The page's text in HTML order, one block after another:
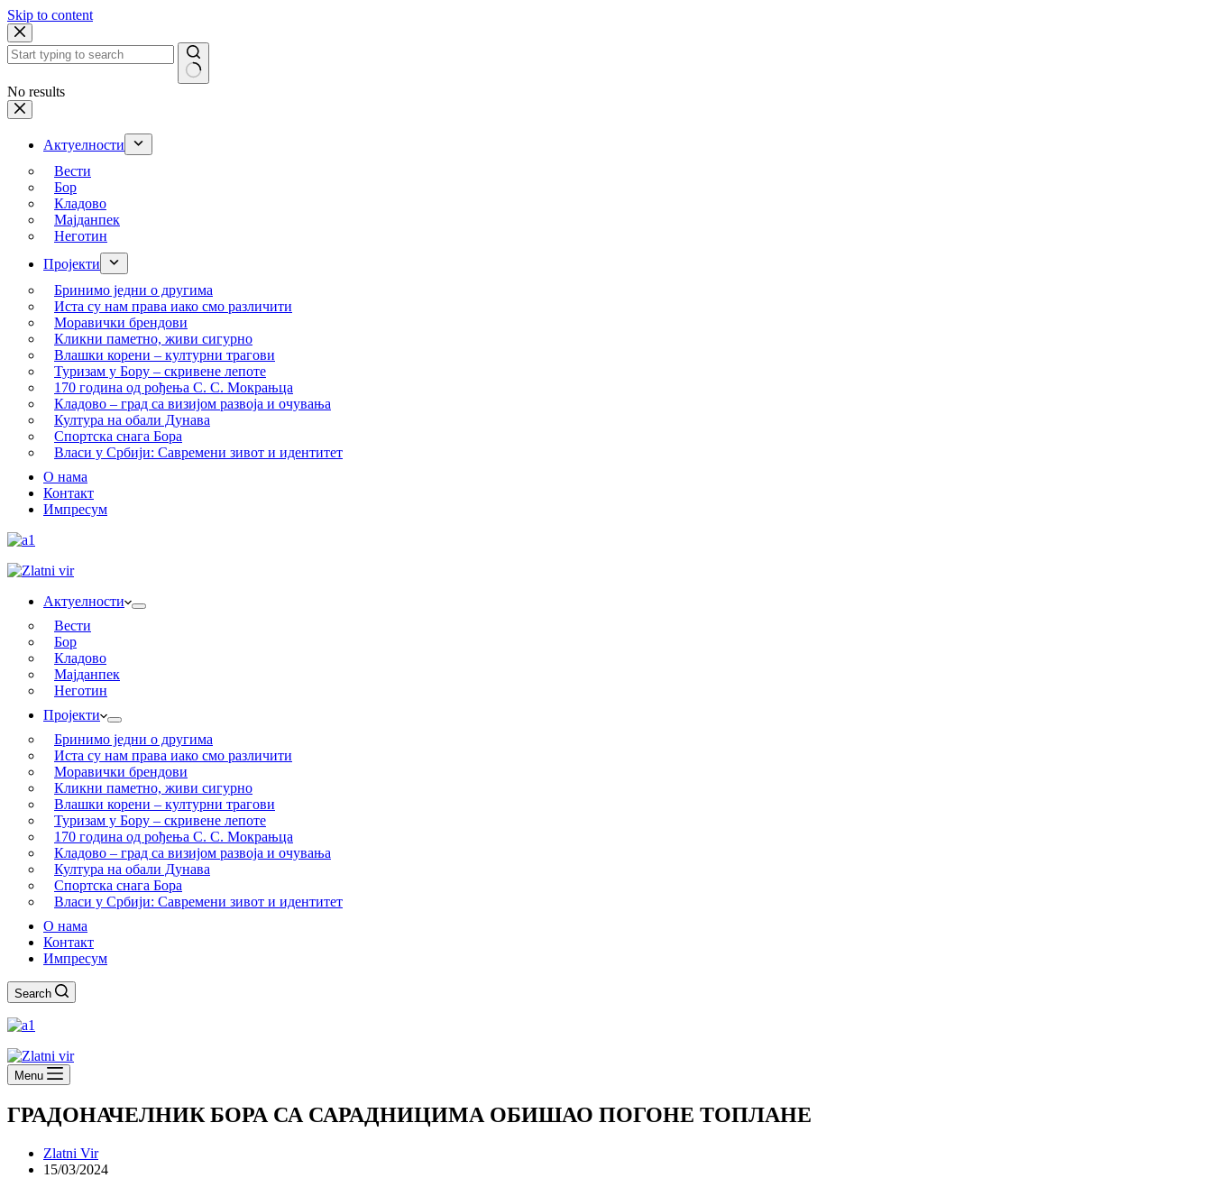
Skip to content
No results
Актуелности
Вести
Бор
Кладово
Мајданпек
Неготин
Пројекти
Бринимо једни о другима
Иста су нам права иако смо различити
Моравички брендови
Кликни паметно, живи сигурно
Влашки корени – културни трагови
Туризам у Бору – скривене лепоте
170 година од рођења С. С. Мокрањца
Кладово – град са визијом развоја и очувања
Култура на обали Дунава
Спортска снага Бора
Власи у Србији: Савремени зивот и идентитет
О нама
Контакт
Импресум
Актуелности
Вести
Бор
Кладово
Мајданпек
Неготин
Пројекти
Бринимо једни о другима
Иста су нам права иако смо различити
Моравички брендови
Кликни паметно, живи сигурно
Влашки корени – културни трагови
Туризам у Бору – скривене лепоте
170 година од рођења С. С. Мокрањца
Кладово – град са визијом развоја и очувања
Култура на обали Дунава
Спортска снага Бора
Власи у Србији: Савремени зивот и идентитет
О нама
Контакт
Импресум
Search
Menu
ГРАДОНАЧЕЛНИК БОРА СА САРАДНИЦИМА ОБИШАО ПОГОНЕ ТОПЛАНЕ
Zlatni Vir
15/03/2024